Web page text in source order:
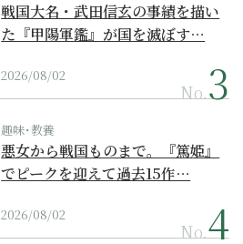
戦国大名・武田信玄の事績を描い
た『甲陽軍鑑』が国を滅ぼす…
2026/08/02
No.
趣味･教養
悪女から戦国ものまで。『篤姫』
でピークを迎えて過去15作…
2026/08/02
No.